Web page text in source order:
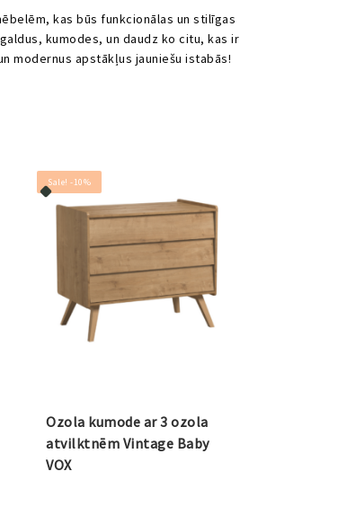
kas būs funkcionālas un stilīgas
kumodes, un daudz ko citu, kas ir
modernus apstākļus jauniešu istabās!
Sale! -10%
Ozola kumode ar 3 ozola
atvilktnēm Vintage Baby
VOX